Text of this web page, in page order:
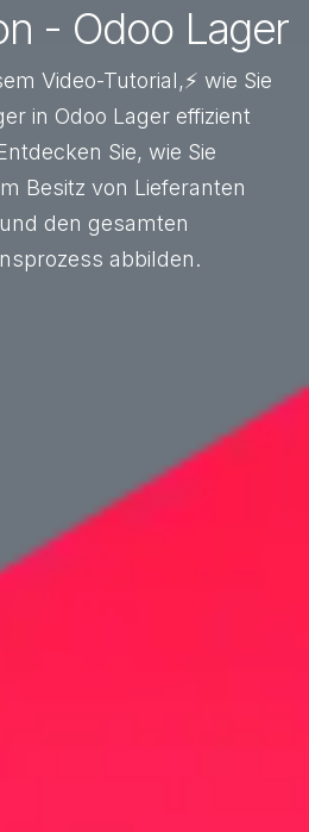
- Odoo Lager
Video-Tutorial,⚡ wie Sie
in Odoo Lager effizient
Sie, wie Sie
Besitz von Lieferanten
den gesamten
abbilden.